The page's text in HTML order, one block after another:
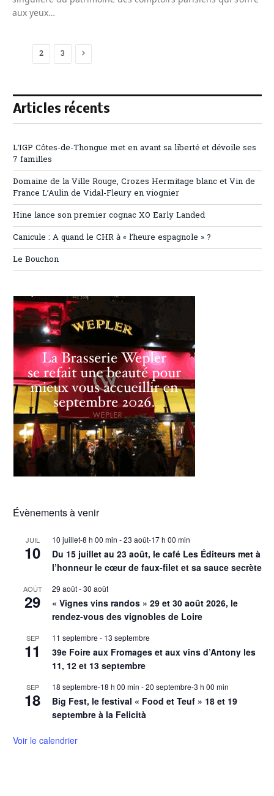
aux yeux…
2 3 Next
Articles récents
L’IGP Côtes-de-Thongue met en avant sa liberté et dévoile ses
7 familles
Domaine de la Ville Rouge, Crozes Hermitage blanc et Vin de
France L’Aulin de Vidal-Fleury en viognier
Hine lance son premier cognac XO Early Landed
Canicule : A quand le CHR à « l’heure espagnole » ?
Le Bouchon
Évènements à venir
JUIL
10
10 juillet-8 h 00 min -23 août-17 h 00 min
Du 15 juillet au 23 août, le café Les Éditeurs met à
l’honneur le cœur de faux-filet et sa sauce secrète
AOÛT
29
29 août-30 août
« Vignes vins randos » 29 et 30 août 2026, le
rendez-vous des vignobles de Loire
SEP
11
11 septembre - 13 septembre
39e Foire aux Fromages et aux vins d’Antony les
11, 12 et 13 septembre
SEP
18
18 septembre-18 h 00 min -20 septembre-3 h 00 min
Big Fest, le festival « Food et Teuf » 18 et 19
septembre à la Felicità
Voir le calendrier